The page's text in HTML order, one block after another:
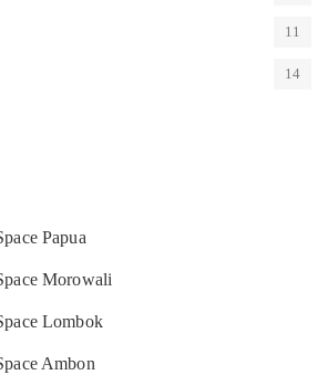
11
14
Papua
Morowali
Lombok
Ambon